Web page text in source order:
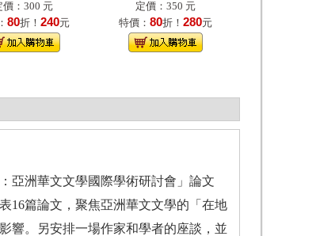
價：300 元
80折！ 240元
定價：350 元
特價： 80折！ 280元
亞洲華文文學國際學術研討會」論文
16篇論文，聚焦亞洲華文文學的「在地
響。另安排一場作家和學者的座談，並